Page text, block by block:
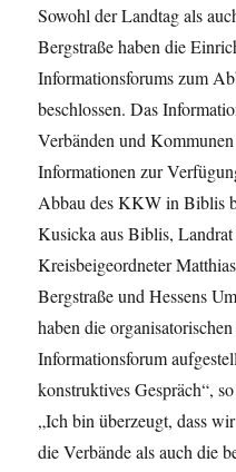
Sowohl der Landtag als
Bergstraße haben die
Informationsforums zum
beschlossen. Das
Verbänden und
Informationen zur
Abbau des KKW in Biblis
Kusicka aus Biblis,
Kreisbeigeordneter
Bergstraße und Hessens
haben die
Informationsforum
konstruktives Gespräch“,
„Ich bin überzeugt, dass
die Verbände als auch die